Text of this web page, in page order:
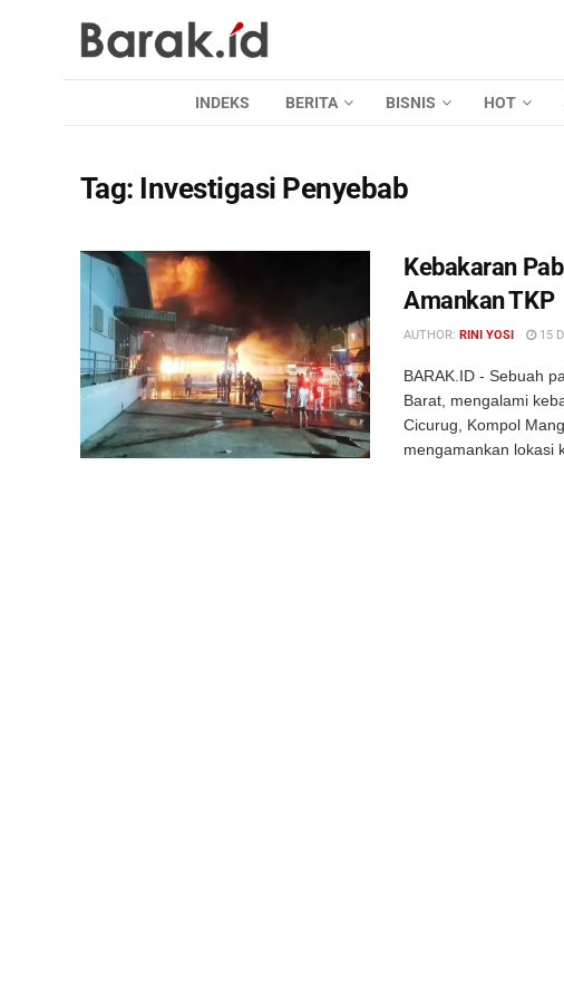
INDEKS BERITA BISNIS HOT
Tag: Investigasi Penyebab
Kebakaran
Amankan TKP
AUTHOR: RINI YOSI 15
BARAK.ID - Sebuah
Barat, mengalami
Cicurug, Kompol
mengamankan lokasi